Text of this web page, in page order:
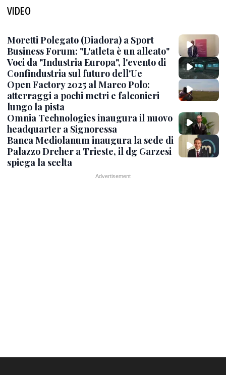
VIDEO
Moretti Polegato (Diadora) a Sport
Business Forum: "L'atleta è un alleato"
Voci da "Industria Europa", l'evento di
Confindustria sul futuro dell'Ue
Open Factory 2025 al Marco Polo:
atterraggi a pochi metri e falconieri
lungo la pista
Omnia Technologies inaugura il nuovo
headquarter a Signoressa
Banca Mediolanum inaugura la sede di
Palazzo Dreher a Trieste, il dg Garzesi
spiega la scelta